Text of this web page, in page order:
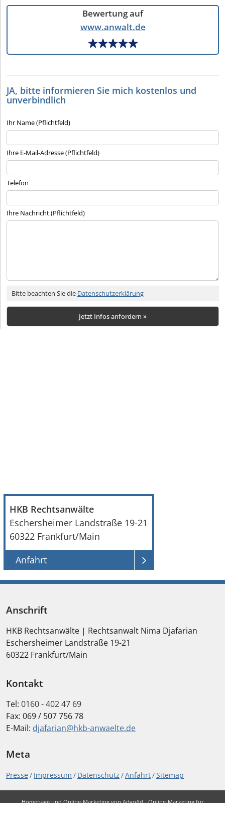
Bewertung auf
www.anwalt.de
JA, bitte informieren Sie mich kostenlos und
unverbindlich
Ihr Name (Pflichtfeld)
Ihre E-Mail-Adresse (Pflichtfeld)
Telefon
Ihre Nachricht (Pflichtfeld)
Bitte beachten Sie die Datenschutzerklärung
HKB Rechtsanwälte
Eschersheimer Landstraße 19-21
60322 Frankfurt/Main
Anfahrt
Anschrift
HKB Rechtsanwälte | Rechtsanwalt Nima Djafarian
Eschersheimer Landstraße 19-21
60322 Frankfurt/Main
Kontakt
Tel: 0160 - 402 47 69
Fax: 069 / 507 756 78
E-Mail: djafarian@hkb-anwaelte.de
Meta
Presse Impressum Datenschutz Anfahrt Sitemap
Homepage und Online-Marketing vonAdvoAd - Online-Marketing für